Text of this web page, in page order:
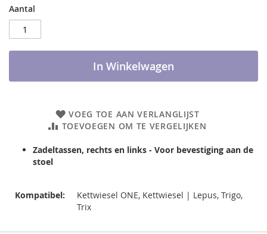
Aantal
In Winkelwagen
VOEG TOE AAN VERLANGLIJST
TOEVOEGEN OM TE VERGELIJKEN
Zadeltassen, rechts en links - Voor bevestiging aan de
stoel
Kompatibel:
Kettwiesel ONE, Kettwiesel | Lepus, Trigo,
Trix
gallerij